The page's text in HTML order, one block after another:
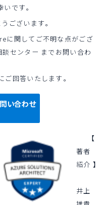
です。
ございます。
に関してご不明な点がござ
センター までお問い合わ
回答いたします。
い合わせ
【
著者
紹介 】
井上